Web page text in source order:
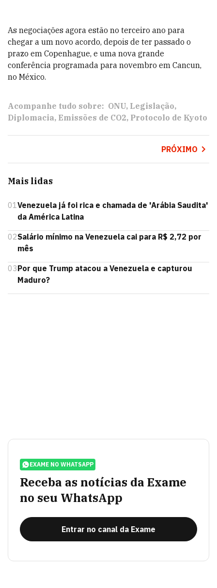
As negociações agora estão no terceiro ano para
chegar a um novo acordo, depois de ter passado o
prazo em Copenhague, e uma nova grande
conferência programada para novembro em Cancun,
no México.
Acompanhe tudo sobre: ONU Legislação
Diplomacia Emissões de CO2 Protocolo de Kyoto
PRÓXIMO
Mais lidas
01Venezuela já foi rica e chamada de 'Arábia Saudita'
da América Latina
02Salário mínimo na Venezuela cai para R$ 2,72 por
mês
03Por que Trump atacou a Venezuela e capturou
Maduro?
EXAME NO WHATSAPP
Receba as notícias da Exame
no seu WhatsApp
Entrar no canal da Exame